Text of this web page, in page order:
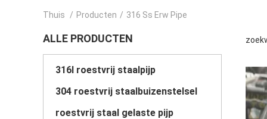
Thuis / Producten / 316 Ss Erw Pipe
ALLE PRODUCTEN
316l roestvrij staalpijp
304 roestvrij staalbuizenstelsel
roestvrij staal gelaste pijp